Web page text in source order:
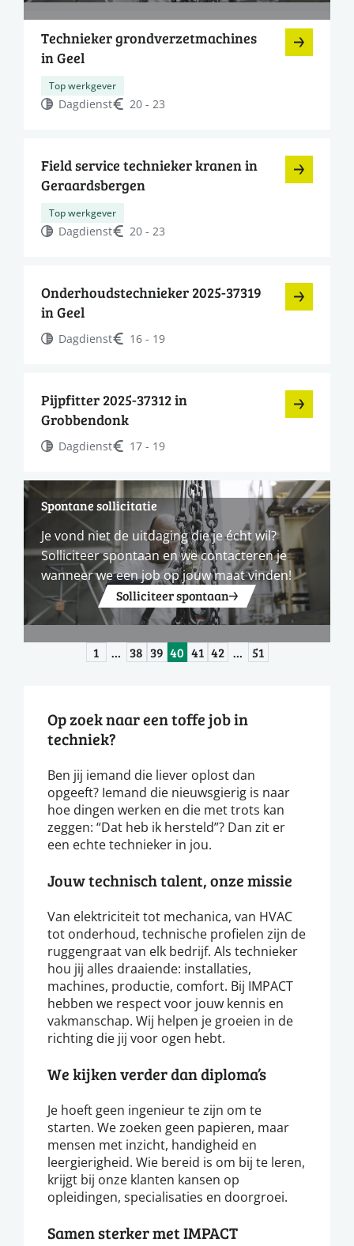
Technieker grondverzetmachines
in Geel
Top werkgever
Dagdienst 20 - 23
Field service technieker kranen in
Geraardsbergen
Top werkgever
Dagdienst 20 - 23
Onderhoudstechnieker 2025-37319
in Geel
Dagdienst 16 - 19
Pijpfitter 2025-37312 in
Grobbendonk
Dagdienst 17 - 19
Spontane sollicitatie
Je vond niet de uitdaging die je écht wil?
Solliciteer spontaan en we contacteren je
wanneer we een job op jouw maat vinden!
Solliciteer spontaan
1 … 38 39 40 41 42 … 51
Op zoek naar een toffe job in
techniek?
Ben jij iemand die liever oplost dan
opgeeft? Iemand die nieuwsgierig is naar
hoe dingen werken en die met trots kan
zeggen: “Dat heb ik hersteld”? Dan zit er
een echte technieker in jou.
Jouw technisch talent, onze missie
Van elektriciteit tot mechanica, van HVAC
tot onderhoud, technische profielen zijn de
ruggengraat van elk bedrijf. Als technieker
hou jij alles draaiende: installaties,
machines, productie, comfort. Bij IMPACT
hebben we respect voor jouw kennis en
vakmanschap. Wij helpen je groeien in de
richting die jij voor ogen hebt.
We kijken verder dan diploma’s
Je hoeft geen ingenieur te zijn om te
starten. We zoeken geen papieren, maar
mensen met inzicht, handigheid en
leergierigheid. Wie bereid is om bij te leren,
krijgt bij onze klanten kansen op
opleidingen, specialisaties en doorgroei.
Samen sterker met IMPACT